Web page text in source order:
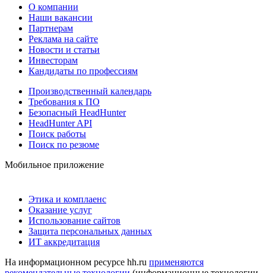
О компании
Наши вакансии
Партнерам
Реклама на сайте
Новости и статьи
Инвесторам
Кандидаты по профессиям
Производственный календарь
Требования к ПО
Безопасный HeadHunter
HeadHunter API
Поиск работы
Поиск по резюме
Мобильное приложение
Этика и комплаенс
Оказание услуг
Использование сайтов
Защита персональных данных
ИТ аккредитация
На информационном ресурсе hh.ru применяются